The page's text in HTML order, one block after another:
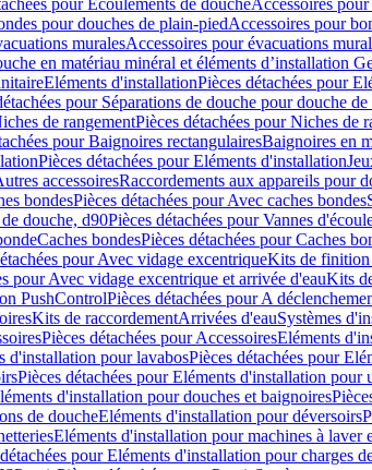
pour Ecoulements de doucheAccessoires
pour douches de plain-piedAccessoires pour
muralesAccessoires pour évacuations
en matériau minéral et éléments d’installation
Eléments d'installationPièces détachées pour
pour Séparations de douche pour douche
de rangementPièces détachées pour Niches de
pour Baignoires rectangulairesBaignoires en
Pièces détachées pour Eléments d'installation
accessoiresRaccordements aux appareils pour
bondesPièces détachées pour Avec caches bondes
douche, d90Pièces détachées pour Vannes
Caches bondesPièces détachées pour Caches
pour Avec vidage excentriqueKits de finition
pour Avec vidage excentrique et arrivée d'eauKits
PushControlPièces détachées pour A
Kits de raccordementArrivées d'eauSystèmes
Pièces détachées pour AccessoiresEléments
d'installation pour lavabosPièces détachées pour
Pièces détachées pour Eléments d'installation pour
d'installation pour douches et baignoires
de doucheEléments d'installation pour déversoirs
Eléments d'installation pour machines à laver
pour Eléments d'installation pour charges